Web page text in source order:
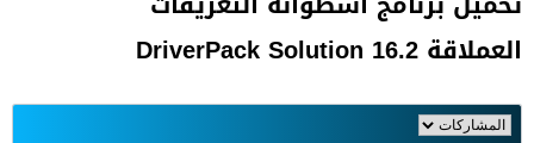
العملاقة DriverPack Solution 16.2